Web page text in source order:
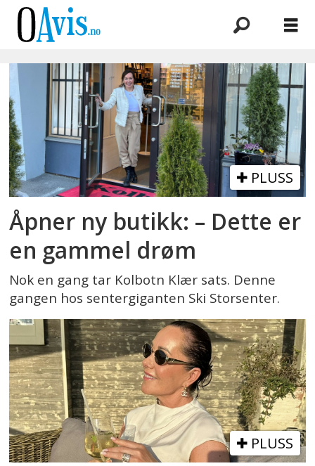
Emne:
barbro
ottesen
muri
PLUSS
Åpner ny butikk: – Dette er
en gammel drøm
Nok en gang tar Kolbotn Klær sats. Denne
gangen hos sentergiganten Ski Storsenter.
PLUSS